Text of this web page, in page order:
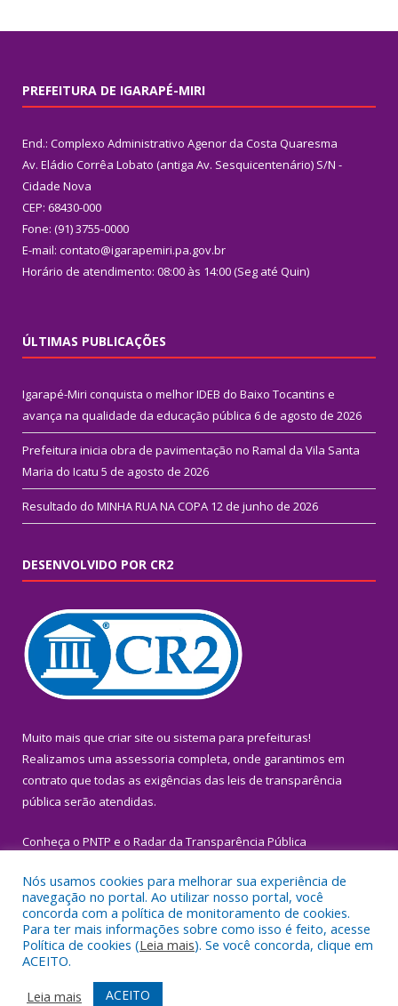
PREFEITURA DE IGARAPÉ-MIRI
End.: Complexo Administrativo Agenor da Costa Quaresma
Av. Eládio Corrêa Lobato (antiga Av. Sesquicentenário) S/N -
Cidade Nova
CEP: 68430-000
Fone: (91) 3755-0000
E-mail: contato@igarapemiri.pa.gov.br
Horário de atendimento: 08:00 às 14:00 (Seg até Quin)
ÚLTIMAS PUBLICAÇÕES
Igarapé-Miri conquista o melhor IDEB do Baixo Tocantins e
avança na qualidade da educação pública 6 de agosto de 2026
Prefeitura inicia obra de pavimentação no Ramal da Vila Santa
Maria do Icatu 5 de agosto de 2026
Resultado do MINHA RUA NA COPA 12 de junho de 2026
DESENVOLVIDO POR CR2
Muito mais que criar site ou sistema para prefeituras!
Realizamos uma assessoria completa, onde garantimos em
contrato que todas as exigências das leis de transparência
pública serão atendidas.
Conheça o PNTP e o Radar da Transparência Pública
Todos os direitos reservados a Prefeitura Municipal de Igarapé-
Miri.
Mapa do Site
Acessar Área Administrativa
Nós usamos cookies para melhorar sua experiência de
navegação no portal. Ao utilizar nosso portal, você
concorda com a política de monitoramento de cookies.
Para ter mais informações sobre como isso é feito, acesse
Política de cookies (Leia mais). Se você concorda, clique em
ACEITO.
Leia mais
ACEITO